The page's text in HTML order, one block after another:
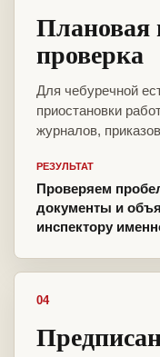
Плановая
проверка
Для чебуречной
приостановки
журналов,
РЕЗУЛЬТАТ
Проверяем
документы и
инспектору
04